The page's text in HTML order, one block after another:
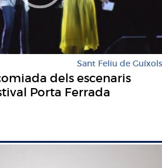
Sant Feliu de Guíxols
dels escenaris
Porta Ferrada